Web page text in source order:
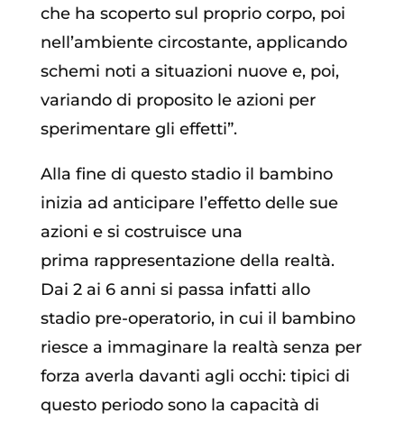
che ha scoperto sul proprio corpo, poi
nell’ambiente circostante, applicando
schemi noti a situazioni nuove e, poi,
variando di proposito le azioni per
sperimentare gli effetti”.
Alla fine di questo stadio il bambino
inizia ad anticipare l’effetto delle sue
azioni e si costruisce una
prima rappresentazione della realtà.
Dai 2 ai 6 anni si passa infatti allo
stadio pre-operatorio, in cui il bambino
riesce a immaginare la realtà senza per
forza averla davanti agli occhi: tipici di
questo periodo sono la capacità di